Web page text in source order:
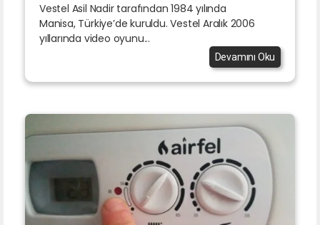
Vestel Asil Nadir tarafından 1984 yılında
Manisa, Türkiye’de kuruldu. Vestel Aralık 2006
yıllarında video oyunu...
Devamını Oku